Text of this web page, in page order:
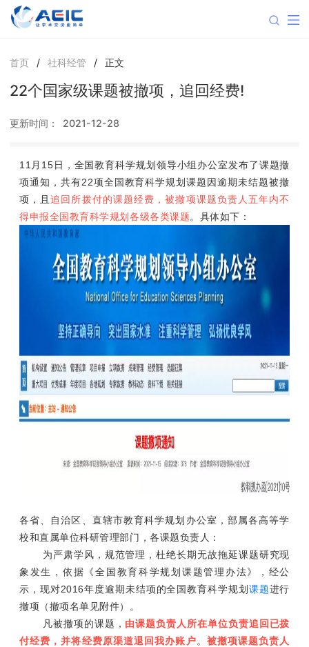
首页 / 社科经管 / 正文
22个国家级课题被撤项，追回经费!
更新时间： 2021-12-28
11月15日，全国教育科学规划领导小组办公室发布了课题撤
项通知，共有22项全国教育科学规划课题因逾期未结题被撤
项，且追回所拨付的课题经费，被撤项课题负责人五年内不
得申报全国教育科学规划各级各类课题。具体如下：
各省、自治区、直辖市教育科学规划办公室，部属各高等学
校和直属单位科研管理部门，各课题负责人：
为严肃学风，规范管理，杜绝长期无故拖延课题研究现
象发生，依据《全国教育科学规划课题管理办法》，经公
示，现对2016年度逾期未结项的全国教育科学规划 课题进行
撤项（撤项名单见附件）。
凡被撤项的课题， 由课题负责人所在单位负责追回已拨
付经费，并将经费原渠道退回我办账户。 被撤项课题负责人